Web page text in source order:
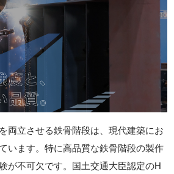
両立させる鉄骨階段は、現代建築にお
います。特に高品質な鉄骨階段の製作
が不可欠です。国土交通大臣認定のH